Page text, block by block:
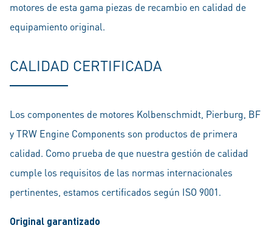
motores de esta gama piezas de recambio en calidad de
equipamiento original.
CALIDAD CERTIFICADA
Los componentes de motores Kolbenschmidt, Pierburg, BF
y TRW Engine Components son productos de primera
calidad. Como prueba de que nuestra gestión de calidad
cumple los requisitos de las normas internacionales
pertinentes, estamos certificados según ISO 9001.
Original garantizado